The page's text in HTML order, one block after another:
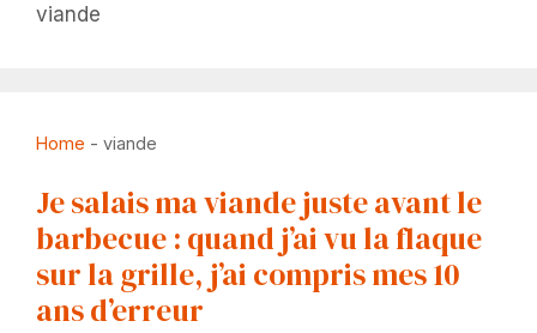
viande
Home - viande
Je salais ma viande juste avant le
barbecue : quand j’ai vu la flaque
sur la grille, j’ai compris mes 10
ans d’erreur